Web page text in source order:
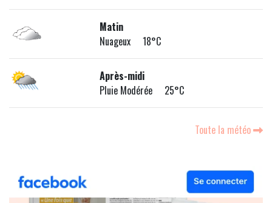
Matin
Nuageux 18°C
Après-midi
Pluie Modérée 25°C
Toute la météo